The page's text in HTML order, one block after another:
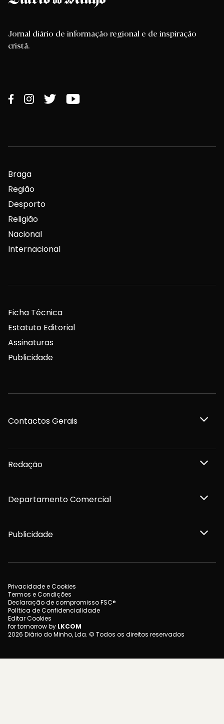
Jornal diário de informação regional e de inspiração
cristã.
Braga
Região
Desporto
Religião
Nacional
Internacional
Ficha Técnica
Estatuto Editorial
Assinaturas
Publicidade
Contactos Gerais
Redação
Departamento Comercial
Publicidade
Privacidade e Cookies
Termos e Condições
Declaração de compromisso FSC®
Política de Confidencialidade
Editar Cookies
for tomorrow by LKCOM
2026 Diário do Minho, Lda. © Todos os direitos reservados